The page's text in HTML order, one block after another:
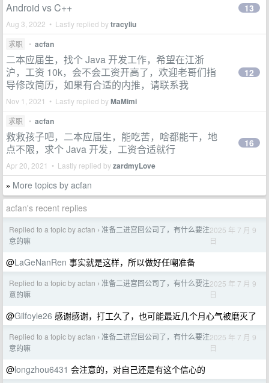
Android vs C++
Aug 3, 2022 • Lastly replied bytracyliu
13
求职 • acfan
二本应届生，找个 Java 开发工作，希望在江浙
沪，工资 10k，会不会工资开高了，欢迎老哥们指
导修改简历，如果有合适的内推，请联系我
Nov 1, 2021 • Lastly replied byMaMimi
12
求职 • acfan
救救孩子吧，二本应届生，能吃苦，啥都能干，地
点不限，求个 Java 开发，工资合适就行
Apr 20, 2021 • Lastly replied byzardmyLove
16
» More topics by acfan
acfan's recent replies
Replied to a topic by acfan › 准备二进宫回公司了，有什么要注
意的嘛
2025 年 7 月 9
日
@LaGeNanRen 事实就是这样，所以做好任嘲准备
Replied to a topic by acfan › 准备二进宫回公司了，有什么要注
意的嘛
2025 年 7 月 9
日
@Gilfoyle26 感谢感谢，打工久了，也可能最近几个月心气被磨灭了
Replied to a topic by acfan › 准备二进宫回公司了，有什么要注
意的嘛
2025 年 7 月 9
日
@longzhou6431 会注意的，对自己还是有这个信心的